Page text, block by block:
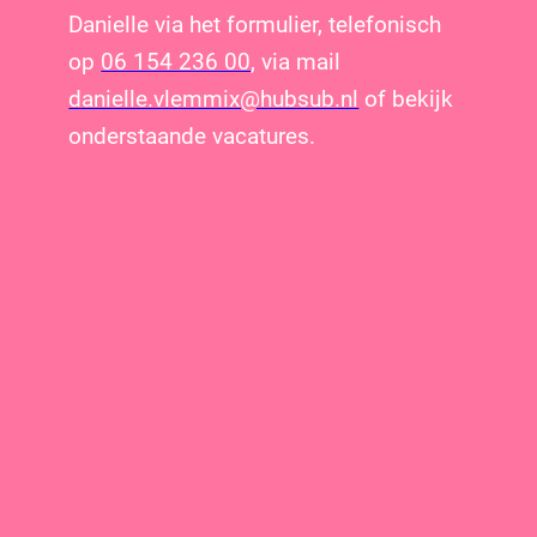
Danielle via het formulier, telefonisch
op 06 154 236 00, via mail
danielle.vlemmix@hubsub.nl of bekijk
onderstaande vacatures.